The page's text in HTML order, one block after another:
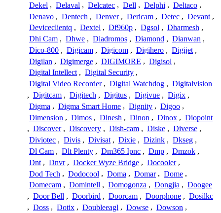
Dekel , Delaval , Delcatec , Dell , Delphi , Deltaco ,
Denavo , Dentech , Denver , Dericam , Detec , Devant ,
Deviceclientq , Dextel , Df960p , Dgsol , Dharmesh ,
Dhi Cam , Dhwe , Diadromos , Diamond , Dianwan ,
Dico-800 , Digicam , Digicom , Digihero , Digijet ,
Digilan , Digimerge , DIGIMORE , Digisol ,
Digital Intellect , Digital Security ,
Digital Video Recorder , Digital Watchdog , Digitalvision
, Digitcam , Digitech , Digitus , Digivue , Digix ,
Digma , Digma Smart Home , Dignity , Digoo ,
Dimension , Dimos , Dinesh , Dinon , Dinox , Diopoint
, Discover , Discovery , Dish-cam , Diske , Diverse ,
Diviotec , Divis , Divisat , Dixie , Dizink , Dkseg ,
Dl Cam , Dlt Plenty , Dm365 Ipnc , Dmp , Dmzok ,
Dnt , Dnvr , Docker Wyze Bridge , Docooler ,
Dod Tech , Dodocool , Doma , Domar , Dome ,
Domecam , Domintell , Domogonza , Dongjia , Doogee
, Door Bell , Doorbird , Doorcam , Doorphone , Dosilkc
, Doss , Dotix , Doubleeagl , Dowse , Dowson ,